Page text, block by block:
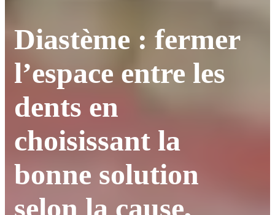
Diastème : fermer
l’espace entre les
dents en
choisissant la
bonne solution
selon la cause,